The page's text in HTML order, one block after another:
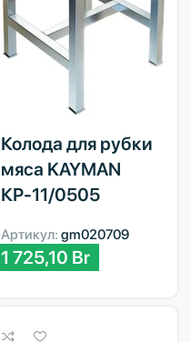
Колода для рубки
мяса KAYMAN
КР-11/0505
Артикул: gm020709
1 725,10 Br